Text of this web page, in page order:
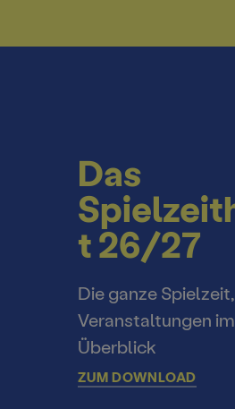
Das
t 26/27
Die ganze
Veranstaltungen im
Überblick
ZUM DOWNLOAD